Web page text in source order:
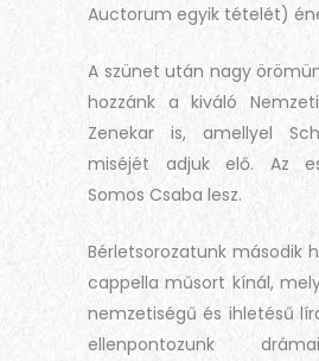
Auctorum egyik tételét)
A szünet után nagy
hozzánk a kiváló
Zenekar is, amellyel
miséjét adjuk elő. Az
Somos Csaba lesz.
Bérletsorozatunk második
cappella műsort kínál,
nemzetiségű és ihletésű
ellenpontozunk